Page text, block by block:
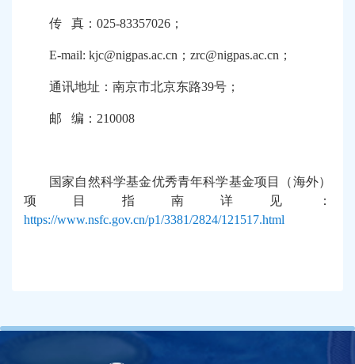
传 真：025-83357026；
E-mail: kjc@nigpas.ac.cn ；zrc@nigpas.ac.cn；
通讯地址：南京市北京东路39号；
邮 编：210008
国家自然科学基金优秀青年科学基金项目（海外）
项目指南详见：
https://www.nsfc.gov.cn/p1/3381/2824/121517.html